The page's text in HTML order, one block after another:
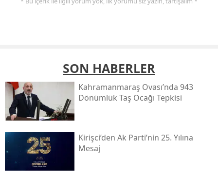
SON HABERLER
Kahramanmaraş Ovası’nda 943
Dönümlük Taş Ocağı Tepkisi
Kirişci’den Ak Parti’nin 25. Yılına
Mesaj